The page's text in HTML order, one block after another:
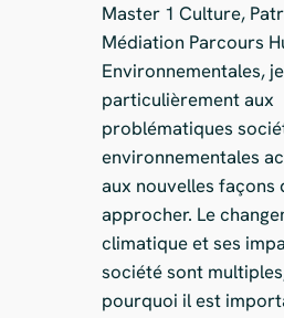
Master 1 Culture,
Médiation Parcours
Environnementales,
particulièrement aux
problématiques
environnementales
aux nouvelles façons
approcher. Le
climatique et ses
société sont
pourquoi il est